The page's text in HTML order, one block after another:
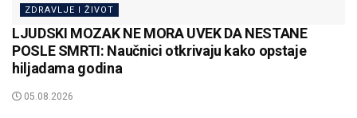
ZDRAVLJE I ŽIVOT
LJUDSKI MOZAK NE MORA UVEK DA NESTANE
POSLE SMRTI: Naučnici otkrivaju kako opstaje
hiljadama godina
05.08.2026